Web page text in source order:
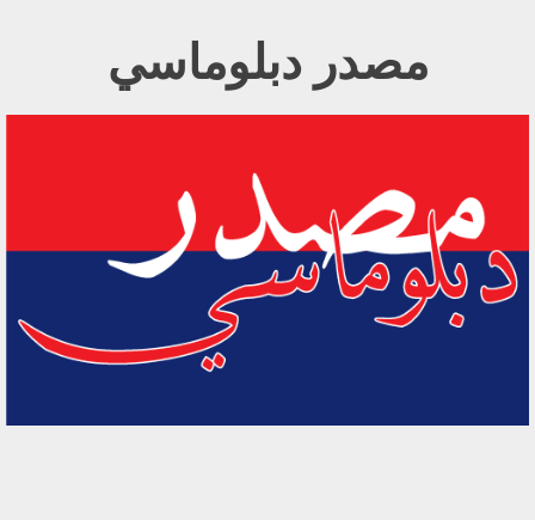
مصدر دبلوماسي